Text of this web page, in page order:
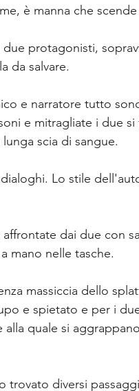
è manna che
protagonisti,
da salvare.
e narratore tutto
e mitragliate i due
scia di sangue.
Lo stile
dai due con
mano nelle tasche.
massiccia dello
e spietato e per i
quale si
diversi